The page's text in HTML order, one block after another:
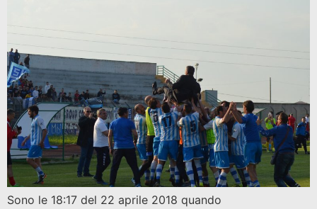
Sono le 18:17 del 22 aprile 2018 quando